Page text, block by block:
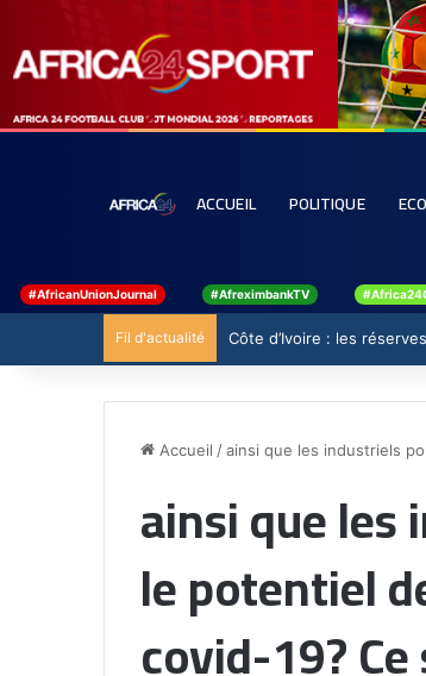
ACCUEIL POLITIQUE
#AfricanUnionJournal #AfreximbankTV
Fil d'actualité Côte d’Ivoire : les
Accueil /ainsi que les industriels
ainsi que les
le potentiel
covid-19?